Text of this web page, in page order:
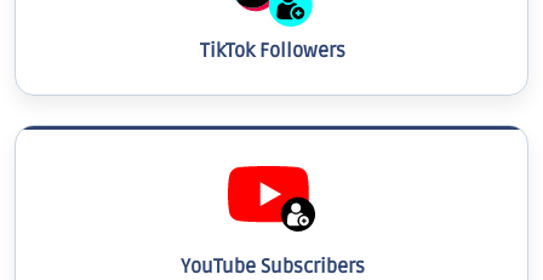
TikTok Followers
YouTube Subscribers